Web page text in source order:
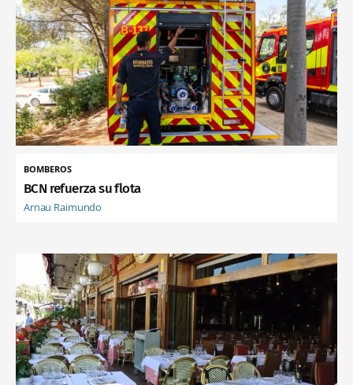
BOMBEROS
BCN refuerza su flota
Arnau Raimundo